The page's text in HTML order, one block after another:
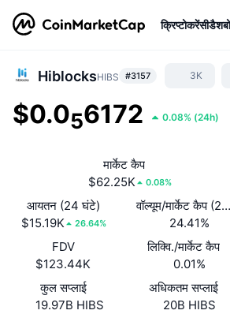
क्रिप्टोकरेंसी
HiblocksHIBS #3157 3K
$0.056172 0.08% (24h)
मार्केट कैप
$62.25K
0.08%
आयतन (24 घंटे)
$15.19K
26.64%
वॉल्यूम/मार्केट कैप (24
24.41%
FDV
$123.44K
लिक्वि./मार्केट कैप
0.01%
कुल सप्लाई
19.97B HIBS
अधिकतम सप्लाई
20B HIBS